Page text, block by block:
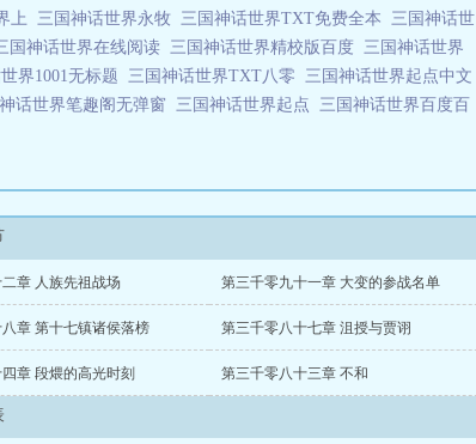
上 三国神话世界永牧 三国神话世界TXT免费全本 三国神话世
国神话世界在线阅读 三国神话世界精校版百度 三国神话世界
界1001无标题 三国神话世界TXT八零 三国神话世界起点中文
话世界笔趣阁无弹窗 三国神话世界起点 三国神话世界百度百
章 人族先祖战场 第三千零九十一章 大变的参战名单
章 第十七镇诸侯落榜 第三千零八十七章 沮授与贾诩
章 段煨的高光时刻 第三千零八十三章 不和